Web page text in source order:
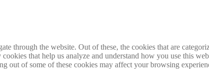
through the website. Out of these, the cookies that are
that help us analyze and understand how you use this
out of some of these cookies may affect your browsing